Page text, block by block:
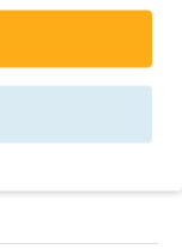
a kívánt
és a
eredeti állapotát
és a
lehet kertjének. Az